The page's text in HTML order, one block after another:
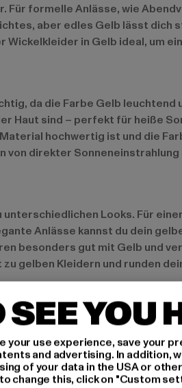
formelle Anlässe, wie
aber edles Gelb lässt
in Gelb ideal, um
da die Farbe Gelb
Haut sind – perfekt für heiße
hochwertig ist und die
von direkter
Looks. Für
Anlässe kannst du dein
besonders gut mit Gelb und
gelben Kleidern und runden
sowie kräftige Senfgelb-
Outfit. Nachhaltige
unterwegs bist. Ein
YOU
your use experience, save your
and advertising. In addition,
of your data in the USA or
change this, click on "Custom